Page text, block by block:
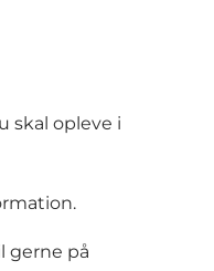
skal opleve i
.
gerne på